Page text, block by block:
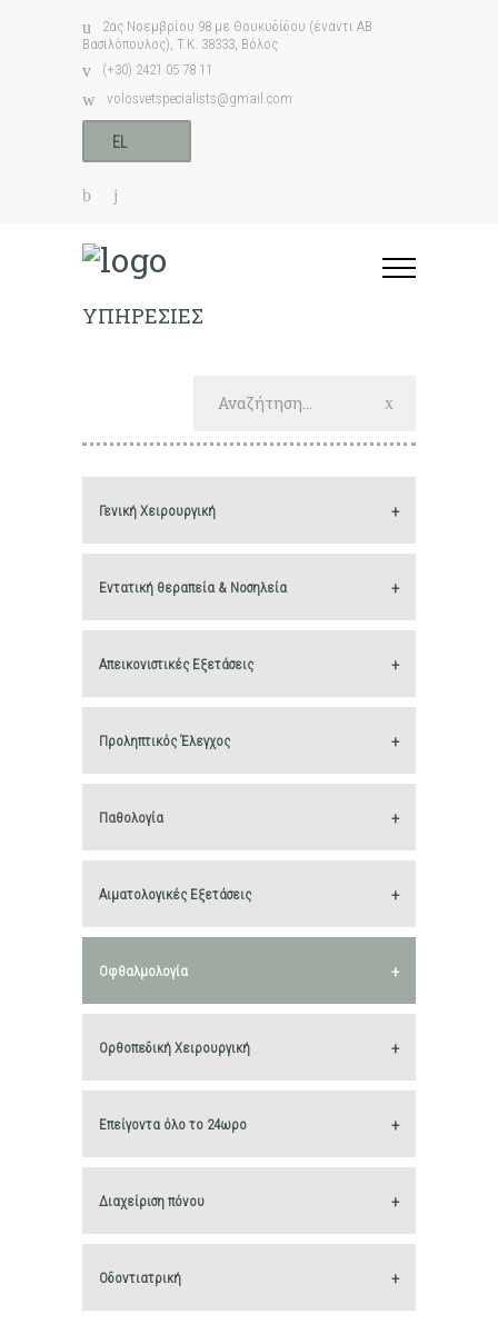
2ας Νοεμβρίου 98 με Θουκυδίδου (έναντι ΑΒ
Βασιλόπουλος), T.K. 38333, Βόλος
(+30) 2421 05 78 11
volosvetspecialists@gmail.com
EL
ΥΠΗΡΕΣΙΕΣ
Γενική Χειρουργική
Εντατική θεραπεία & Νοσηλεία
Απεικoνιστικές Εξετάσεις
Προληπτικός Έλεγχος
Παθολογία
Αιματολογικές Εξετάσεις
Οφθαλμολογία
Ορθοπεδική Χειρουργική
Επείγοντα όλο το 24ωρο
Διαχείριση πόνου
Οδοντιατρική